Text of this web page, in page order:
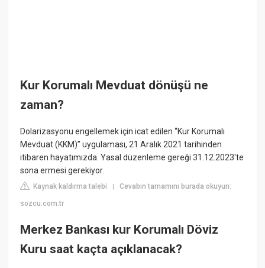
Kur Korumalı Mevduat dönüşü ne
zaman?
Dolarizasyonu engellemek için icat edilen “Kur Korumalı
Mevduat (KKM)” uygulaması, 21 Aralık 2021 tarihinden
itibaren hayatımızda. Yasal düzenleme gereği 31.12.2023'te
sona ermesi gerekiyor.
Kaynak kaldırma talebi |Cevabın tamamını burada okuyun:
sozcu.com.tr
Merkez Bankası kur Korumalı Döviz
Kuru saat kaçta açıklanacak?